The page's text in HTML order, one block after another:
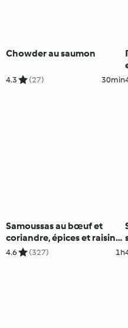
Chowder au saumon
4.3 (27) 30min
Samoussas au bœuf et
coriandre, épices et raisins
secs
4.6 (327) 1h